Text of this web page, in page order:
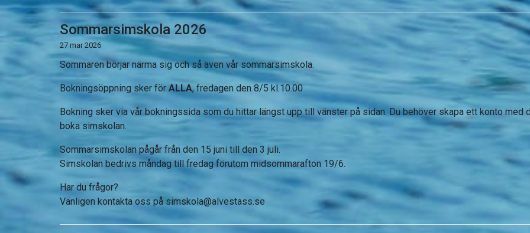
Sommarsimskola 2026
27 mar 2026
Sommaren börjar närma sig och så även vår sommarsimskola.
Bokningsöppning sker för ALLA, fredagen den 8/5 kl.10.00
Bokning sker via vår bokningssida som du hittar längst upp till vänster på sidan. Du behöver skapa ett konto med
boka simskolan.
Sommarsimskolan pågår från den 15 juni till den 3 juli.
Simskolan bedrivs måndag till fredag förutom midsommarafton 19/6.
Har du frågor?
Vänligen kontakta oss på simskola@alvestass.se